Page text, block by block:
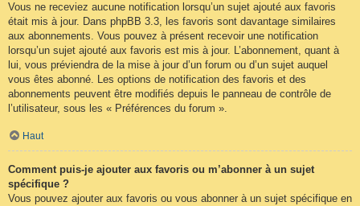
Vous ne receviez aucune notification lorsqu’un sujet ajouté aux favoris
était mis à jour. Dans phpBB 3.3, les favoris sont davantage similaires
aux abonnements. Vous pouvez à présent recevoir une notification
lorsqu’un sujet ajouté aux favoris est mis à jour. L’abonnement, quant à
lui, vous préviendra de la mise à jour d’un forum ou d’un sujet auquel
vous êtes abonné. Les options de notification des favoris et des
abonnements peuvent être modifiés depuis le panneau de contrôle de
l’utilisateur, sous les « Préférences du forum ».
Haut
Comment puis-je ajouter aux favoris ou m’abonner à un sujet
spécifique ?
Vous pouvez ajouter aux favoris ou vous abonner à un sujet spécifique en